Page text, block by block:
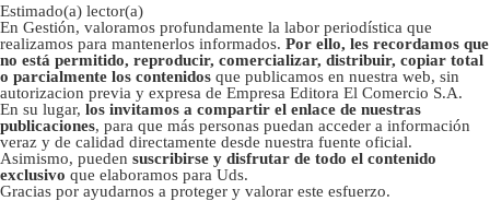
Estimado(a) lector(a)
En Gestión, valoramos profundamente la labor periodística que
realizamos para mantenerlos informados. Por ello, les recordamos que
no está permitido, reproducir, comercializar, distribuir, copiar total
o parcialmente los contenidos que publicamos en nuestra web, sin
autorizacion previa y expresa de Empresa Editora El Comercio S.A.
En su lugar, los invitamos a compartir el enlace de nuestras
publicaciones, para que más personas puedan acceder a información
veraz y de calidad directamente desde nuestra fuente oficial.
Asimismo, pueden suscribirse y disfrutar de todo el contenido
exclusivo que elaboramos para Uds.
Gracias por ayudarnos a proteger y valorar este esfuerzo.